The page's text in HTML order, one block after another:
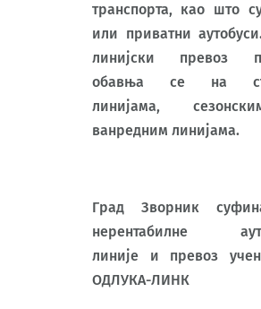
транспорта, као што
или приватни
линијски превоз
обавња се на
линијама,
ванредним линијама.
Град Зворник
нерентабилне
линије и превоз
ОДЛУКА-ЛИНК